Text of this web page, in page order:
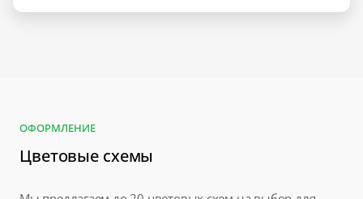
ОФОРМЛЕНИЕ
Цветовые схемы